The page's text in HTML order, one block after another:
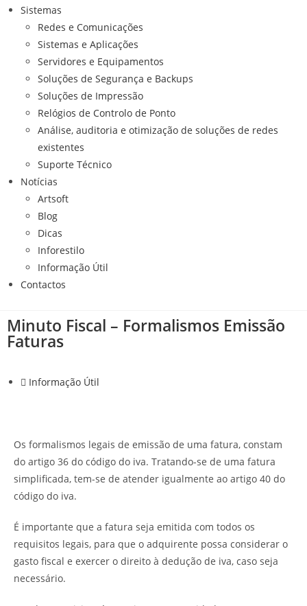
Sistemas
Redes e Comunicações
Sistemas e Aplicações
Servidores e Equipamentos
Soluções de Segurança e Backups
Soluções de Impressão
Relógios de Controlo de Ponto
Análise, auditoria e otimização de soluções de redes
existentes
Suporte Técnico
Notícias
Artsoft
Blog
Dicas
Inforestilo
Informação Útil
Contactos
Minuto Fiscal – Formalismos Emissão
Faturas
Informação Útil
Os formalismos legais de emissão de uma fatura, constam
do artigo 36 do código do iva. Tratando-se de uma fatura
simplificada, tem-se de atender igualmente ao artigo 40 do
código do iva.
É importante que a fatura seja emitida com todos os
requisitos legais, para que o adquirente possa considerar o
gasto fiscal e exercer o direito à dedução de iva, caso seja
necessário.